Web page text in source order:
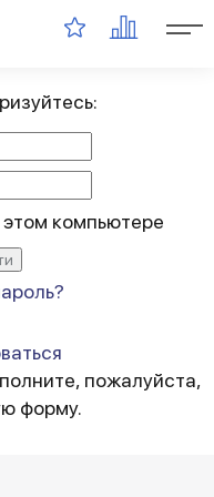
компьютере
пожалуйста,
форму.